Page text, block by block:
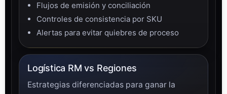
Flujos de emisión y conciliación
Controles de consistencia por SKU
Alertas para evitar quiebres de proceso
Logística RM vs Regiones
Estrategias diferenciadas para ganar la